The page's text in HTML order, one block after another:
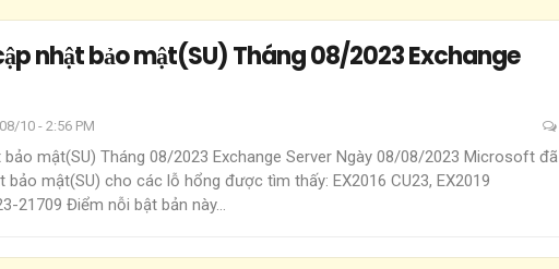
nhật bảo mật(SU) Tháng 08/2023 Exchange
10 - 2:56 PM
mật(SU) Tháng 08/2023 Exchange Server Ngày 08/08/2023 Microsoft đã
bảo mật(SU) cho các lỗ hổng được tìm thấy: EX2016 CU23, EX2019
21709 Điểm nỗi bật bản này…